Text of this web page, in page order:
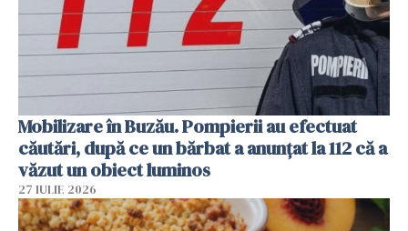
Mobilizare în Buzău. Pompierii au efectuat
căutări, după ce un bărbat a anunțat la 112 că a
văzut un obiect luminos
27 IULIE 2026